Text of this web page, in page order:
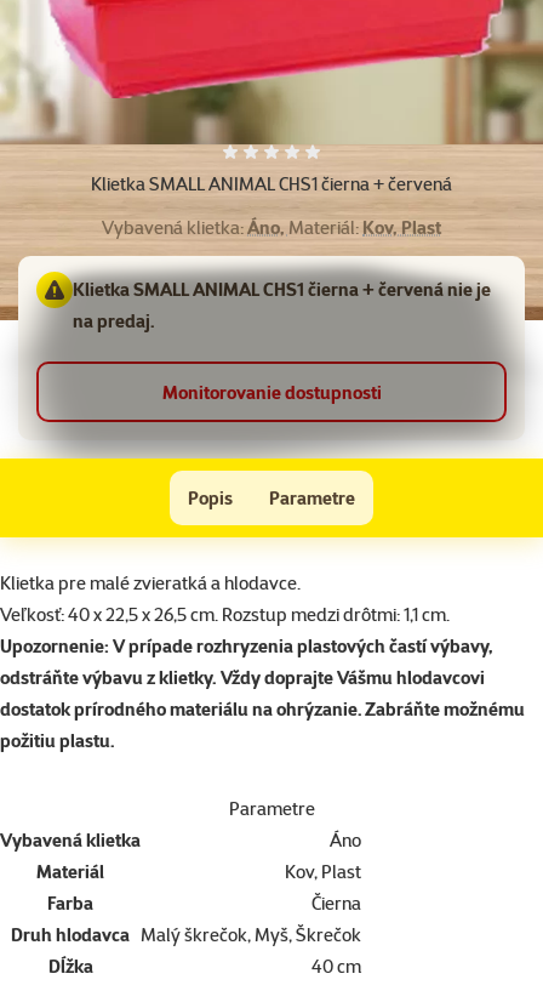
Klietka SMALL ANIMAL CHS1 čierna + červená
Hodnotenie 0%
Vybavená klietka:Áno, Materiál: Kov, Plast
Klietka SMALL ANIMAL CHS1 čierna + červená nie je
na predaj.
Monitorovanie dostupnosti
Klietka SMALL ANIMAL CHS1 čierna + červená
Popis Parametre
Na začiatok stránky
superzoo.product.detail.content
Klietka pre malé zvieratká a hlodavce.
Veľkosť: 40 x 22,5 x 26,5 cm. Rozstup medzi drôtmi: 1,1 cm.
Upozornenie: V prípade rozhryzenia plastových častí výbavy,
odstráňte výbavu z klietky. Vždy doprajte Vášmu hlodavcovi
dostatok prírodného materiálu na ohrýzanie. Zabráňte možnému
požitiu plastu.
Parametre
Vybavená klietka
Áno
Materiál
Kov, Plast
Farba
Čierna
Druh hlodavca Malý škrečok, Myš, Škrečok
Dĺžka
40 cm